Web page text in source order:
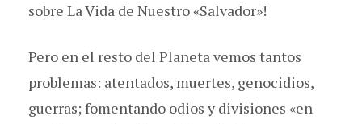
sobre La Vida de Nuestro «Salvador»!
Pero en el resto del Planeta vemos tantos
problemas: atentados, muertes, genocidios,
guerras; fomentando odios y divisiones «en